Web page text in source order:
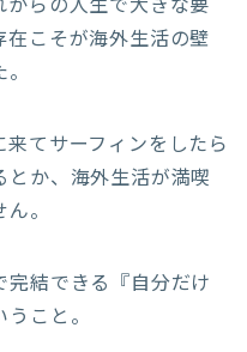
らの人生で大きな要
在こそが海外生活の壁
てサーフィンをしたら
か、海外生活が満喫
。
結できる『自分だけ
こと。